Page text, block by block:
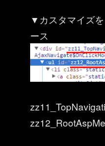
▼カスタマイズ
ース